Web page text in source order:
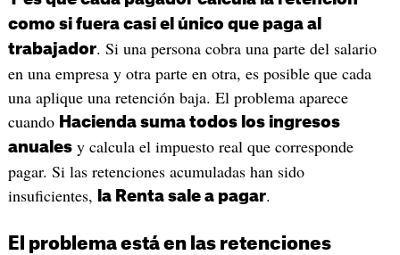
como si fuera casi el único que paga al
trabajador. Si una persona cobra una parte del salario
en una empresa y otra parte en otra, es posible que cada
una aplique una retención baja. El problema aparece
cuando Hacienda suma todos los ingresos
anualesy calcula el impuesto real que corresponde
pagar. Si las retenciones acumuladas han sido
insuficientes,
la Renta sale a pagar.
El problema está en las retenciones